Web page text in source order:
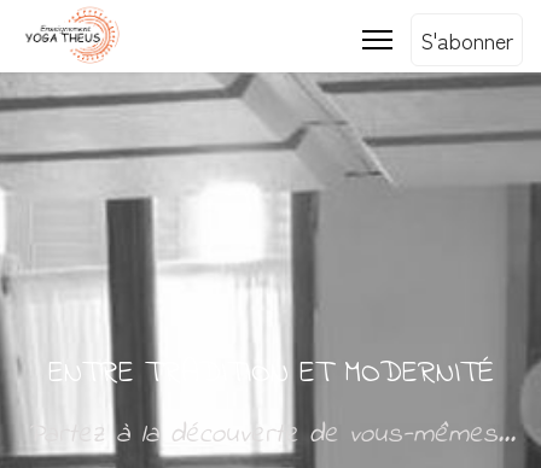
S'abonner
ENTRE TRADITION ET MODERNITÉ
Partez à la découverte de vous-mêmes...